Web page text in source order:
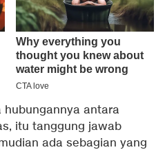
antara
itu tanggung jawab
ada sebagian yang